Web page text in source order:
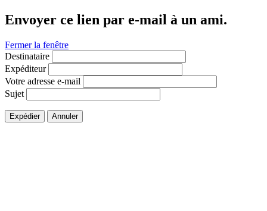
Envoyer ce lien par e-mail à un ami.
Fermer la fenêtre
Destinataire
Expéditeur
Votre adresse e-mail
Sujet
Expédier Annuler